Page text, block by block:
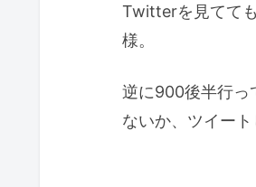
Twitterを見てて
様。
逆に900後半行っ
ないか、ツイー